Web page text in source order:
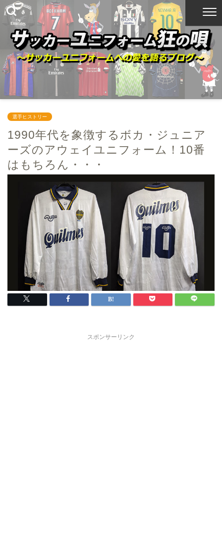
選手ヒストリー
1990年代を象徴するボカ・ジュニア
ーズのアウェイユニフォーム！10番
はもちろん・・・
スポンサーリンク